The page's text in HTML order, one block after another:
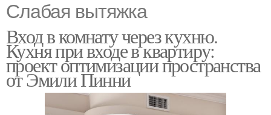
Слабая вытяжка
Вход в комнату через кухню.
Кухня при входе в квартиру:
проект оптимизации пространства
от Эмили Пинни